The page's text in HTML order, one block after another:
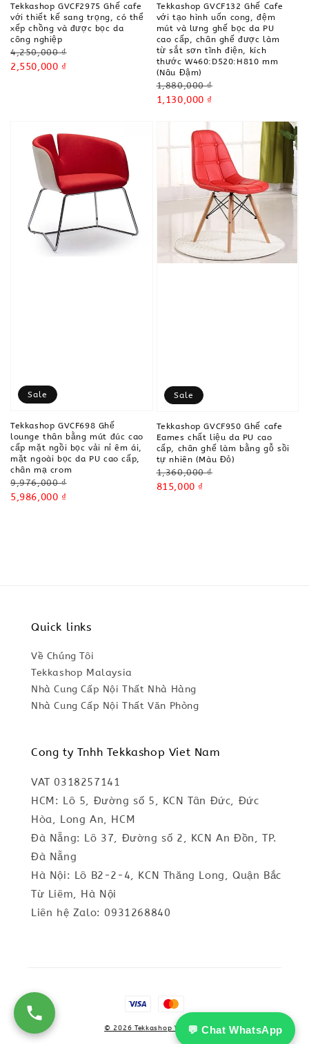
💬 Chat WhatsApp
Tekkashop GVCF2975 Ghế cafe
với thiết kế sang trọng, có thể
xếp chồng và được bọc da
công nghiệp
Regular
price
4,250,000 ₫
Sale
2,550,000 ₫
Tekkashop GVCF132 Ghế Cafe
với tạo hình uốn cong, đệm
mút và lưng ghế bọc da PU
cao cấp, chân ghế được làm
từ sắt sơn tĩnh điện, kích
thước W460:D520:H810 mm
(Nâu Đậm)
Regular
price
1,880,000 ₫
Sale
1,130,000 ₫
Sale
Tekkashop GVCF698 Ghế
lounge thân bằng mút đúc cao
cấp mặt ngồi bọc vải nỉ êm ái,
mặt ngoài bọc da PU cao cấp,
chân mạ crom
Regular
price
9,976,000 ₫
Sale
5,986,000 ₫
Sale
Tekkashop GVCF950 Ghế cafe
Eames chất liệu da PU cao
cấp, chân ghế làm bằng gỗ sồi
tự nhiên (Màu Đỏ)
Regular
price
1,360,000 ₫
Sale
815,000 ₫
Quick links
Về Chúng Tôi
Tekkashop Malaysia
Nhà Cung Cấp Nội Thất Nhà Hàng
Nhà Cung Cấp Nội Thất Văn Phòng
Cong ty Tnhh Tekkashop Viet Nam
VAT 0318257141
HCM: Lô 5, Đường số 5, KCN Tân Đức, Đức
Hòa, Long An, HCM
Đà Nẵng: Lô 37, Đường số 2, KCN An Đồn, TP.
Đà Nẵng
Hà Nội: Lô B2-2-4, KCN Thăng Long, Quận Bắc
Từ Liêm, Hà Nội
Liên hệ Zalo: 0931268840
© 2026 Tekkashop Vietnam